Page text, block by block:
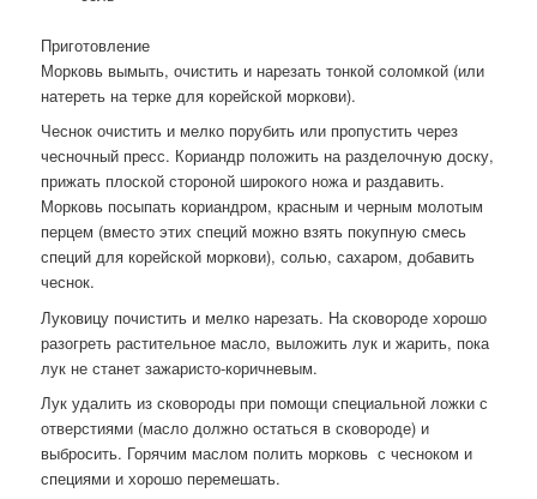
Приготовление
Морковь вымыть, очистить и нарезать тонкой соломкой (или
натереть на терке для корейской моркови).
Чеснок очистить и мелко порубить или пропустить через
чесночный пресс. Кориандр положить на разделочную доску,
прижать плоской стороной широкого ножа и раздавить.
Морковь посыпать кориандром, красным и черным молотым
перцем (вместо этих специй можно взять покупную смесь
специй для корейской моркови), солью, сахаром, добавить
чеснок.
Луковицу почистить и мелко нарезать. На сковороде хорошо
разогреть растительное масло, выложить лук и жарить, пока
лук не станет зажаристо-коричневым.
Лук удалить из сковороды при помощи специальной ложки с
отверстиями (масло должно остаться в сковороде) и
выбросить. Горячим маслом полить морковь с чесноком и
специями и хорошо перемешать.